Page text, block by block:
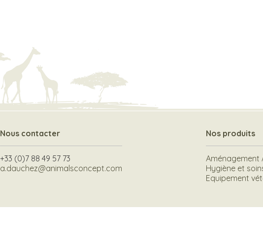
Nous contacter
+33 (0)7 88 49 57 73
a.dauchez@animalsconcept.com
Nos produits
Aménagement
Hygiène et
Equipement